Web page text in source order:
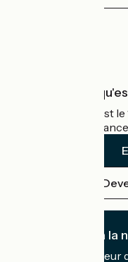
Accueil Vélo
Accueil Vélo c'est
cyclistes en
Je m'abonne à
Recevez le